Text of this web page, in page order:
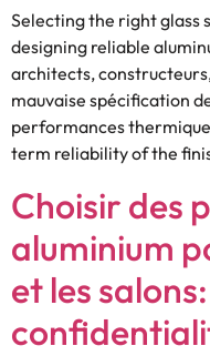
Selecting the right glass
designing reliable
architects,
mauvaise spécification
performances
term reliability of the
Choisir des
aluminium
et les